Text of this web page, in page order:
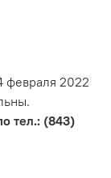
февраля 2022
тел.: (843)